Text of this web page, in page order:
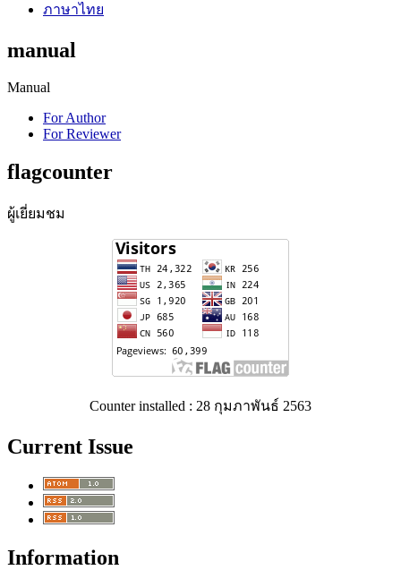
ภาษาไทย
manual
Manual
For Author
For Reviewer
flagcounter
ผู้เยี่ยมชม
Counter installed : 28 กุมภาพันธ์ 2563
Current Issue
Information